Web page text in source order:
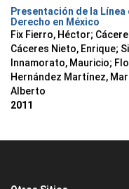
Presentación de la
Derecho en México
Fix Fierro, Héctor;
Cáceres Nieto, Enrique;
Innamorato, Mauricio;
Hernández Martínez,
Alberto
2011